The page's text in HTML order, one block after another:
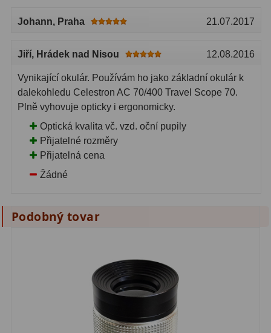
Johann, Praha 21.07.2017
Jiří, Hrádek nad Nisou 12.08.2016
Vynikající okulár. Používám ho jako základní okulár k
dalekohledu Celestron AC 70/400 Travel Scope 70.
Plně vyhovuje opticky i ergonomicky.
Optická kvalita vč. vzd. oční pupily
Přijatelné rozměry
Přijatelná cena
Žádné
Podobný tovar